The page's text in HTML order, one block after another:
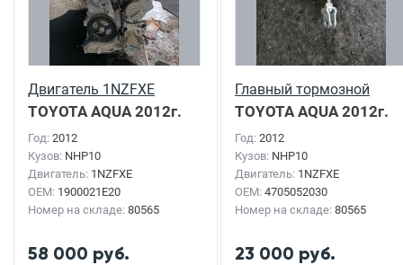
Двигатель 1NZFXE
TOYOTA AQUA2012г.
Год: 2012
Кузов: NHP10
Двигатель: 1NZFXE
OEM: 1900021E20
Номер на складе: 80565
58 000 руб.
Главный тормозной
TOYOTA AQUA2012г.
Год: 2012
Кузов: NHP10
Двигатель: 1NZFXE
OEM: 4705052030
Номер на складе: 80565
23 000 руб.